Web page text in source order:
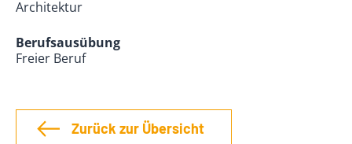
Architektur
Berufsausübung
Freier Beruf
Zurück zur Übersicht